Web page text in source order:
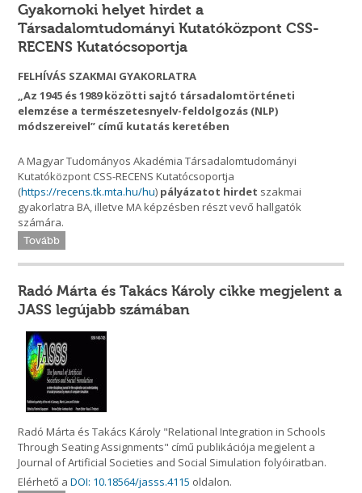
Gyakornoki helyet hirdet a
Társadalomtudományi Kutatóközpont CSS-
RECENS Kutatócsoportja
FELHÍVÁS SZAKMAI GYAKORLATRA
„Az 1945 és 1989 közötti sajtó társadalomtörténeti
elemzése a természetesnyelv-feldolgozás (NLP)
módszereivel” című kutatás keretében
A Magyar Tudományos Akadémia Társadalomtudományi
Kutatóközpont CSS-RECENS Kutatócsoportja
(https://recens.tk.mta.hu/hu) pályázatot hirdet szakmai
gyakorlatra BA, illetve MA képzésben részt vevő hallgatók
számára.
Tovább
Radó Márta és Takács Károly cikke megjelent a
JASS legújabb számában
Radó Márta és Takács Károly "Relational Integration in Schools
Through Seating Assignments" című publikációja megjelent a
Journal of Artificial Societies and Social Simulation folyóiratban.
Elérhető aDOI: 10.18564/jasss.4115 oldalon.